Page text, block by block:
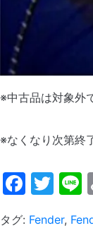
※中古品は対象外
※なくなり次第終
タグ: Fender,